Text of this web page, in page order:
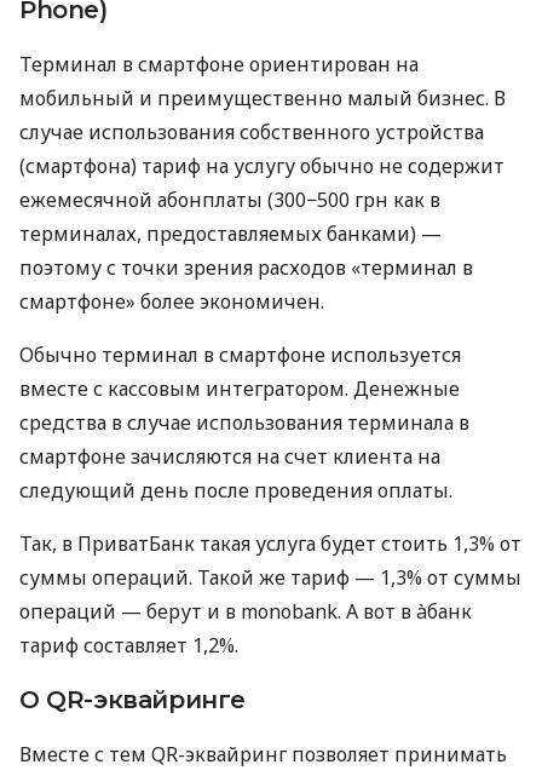
Phone)
Терминал в смартфоне ориентирован на
мобильный и преимущественно малый бизнес. В
случае использования собственного устройства
(смартфона) тариф на услугу обычно не содержит
ежемесячной абонплаты (300−500 грн как в
терминалах, предоставляемых банками) —
поэтому с точки зрения расходов «терминал в
смартфоне» более экономичен.
Обычно терминал в смартфоне используется
вместе с кассовым интегратором. Денежные
средства в случае использования терминала в
смартфоне зачисляются на счет клиента на
следующий день после проведения оплаты.
Так, в ПриватБанк такая услуга будет стоить 1,3% от
суммы операций. Такой же тариф — 1,3% от суммы
операций — берут и в monobank. А вот в àбанк
тариф составляет 1,2%.
О QR-эквайринге
Вместе с тем QR-эквайринг позволяет принимать